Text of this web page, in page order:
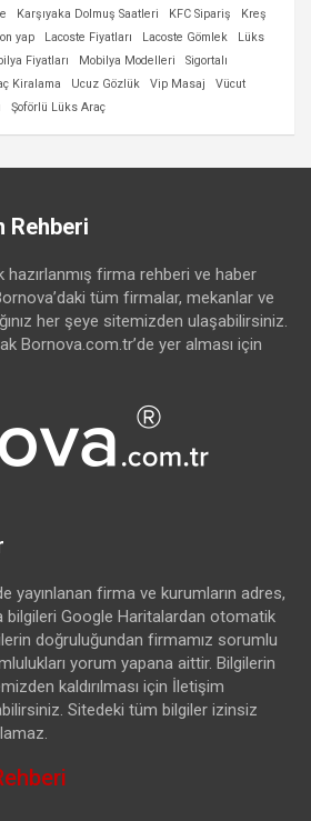
Karşıyaka Dolmuş Saatleri KFC Sipariş
Kreş
yap Lacoste Fiyatları Lacoste Gömlek
Lüks
Fiyatları Mobilya Modelleri
Sigortalı
Kiralama Ucuz Gözlük Vip Masaj
Vücut
Şoförlü Lüks Araç
Rehberi
firma rehberi ve haber
tüm firmalar, mekanlar ve
her şeye sitemizden ulaşabilirsiniz.
Bornova.com.tr’de yer alması için
yayınlanan firma ve kurumların adres,
Google Haritalardan otomatik
doğruluğundan firmamız sorumlu
yorum yapana aittir. Bilgilerin
kaldırılması için İletişim
Sitedeki tüm bilgiler izinsiz